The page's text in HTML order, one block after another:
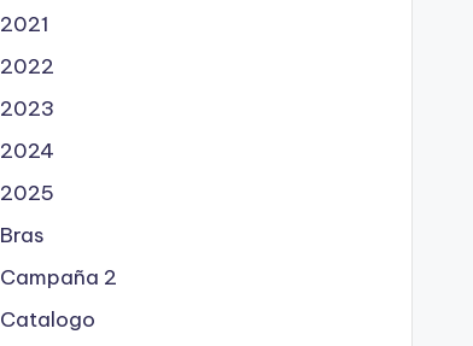
2021
2022
2023
2024
2025
Bras
Campaña 2
Catalogo